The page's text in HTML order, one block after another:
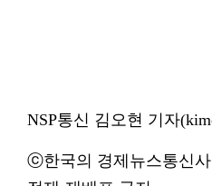
NSP통신 김오현 기자
ⓒ한국의 경제뉴스통신사